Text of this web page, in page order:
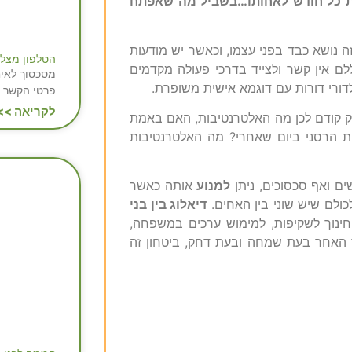
כבד בפני עצמו, וכאשר יש מודעות
אין קשר ולצייד בדרכי פעולה מקדמים
דורות עם דוגמא אישית משופרת.
קודם לכן מה האלטרנטיבות, האם באמת
הרסני ביום שאחרי? מה האלטרנטיבות
ואף סכסוכים, ניתן למנועאותה כאשר
שיש שוני בין האחים. דיאלוג בין בני
לשקיפות, למימוש ערכים במשפחה,
בעת שמחה ובעת דחק, ביטחון זה
הטלפון
מסכסוך
פרטי הקשר
לקריאה